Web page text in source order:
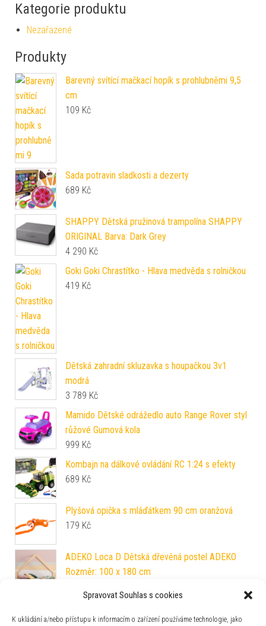
Spravovat Souhlas s cookies
K ukládání a/nebo přístupu k informacím o zařízení používáme technologie, jako
Kategorie produktu
Nezařazené
Produkty
Barevný svítící mačkací hopík s prohlubněmi 9,5
cm
109 Kč
Sada potravin sladkosti a dezerty
689 Kč
SHAPPY Dětská pružinová trampolína SHAPPY
ORIGINAL Barva: Dark Grey
4 290 Kč
Goki Goki Chrastítko - Hlava medvěda s rolničkou
419 Kč
Dětská zahradní skluzavka s houpačkou 3v1
modrá
3 789 Kč
Mamido Dětské odrážedlo auto Range Rover styl
růžové Gumová kola
999 Kč
Kombajn na dálkové ovládání RC 1:24 s efekty
689 Kč
Plyšová opička s mláďátkem 90 cm oranžová
179 Kč
ADEKO Loca D Dětská dřevěná postel ADEKO
Rozměr: 100 x 180 cm
SIAN FKP 37 R/C 1:24 černé